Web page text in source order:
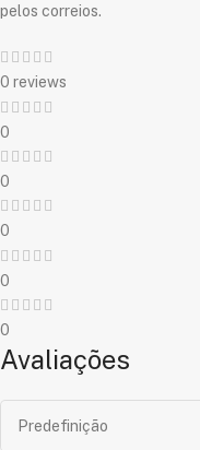
pelos correios.
0 reviews
0
0
0
0
0
Avaliações